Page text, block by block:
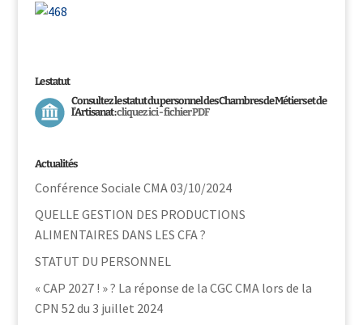
Le statut
Consultez le statut du personnel des Chambres de Métiers et de
l’Artisanat :cliquez ici - fichier PDF
Actualités
Conférence Sociale CMA 03/10/2024
QUELLE GESTION DES PRODUCTIONS
ALIMENTAIRES DANS LES CFA ?
STATUT DU PERSONNEL
« CAP 2027 ! » ? La réponse de la CGC CMA lors de la
CPN 52 du 3 juillet 2024